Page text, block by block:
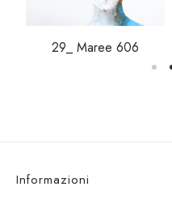
29_ Maree 606
Informazioni